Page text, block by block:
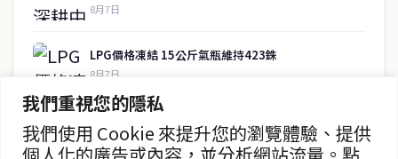
我們重視您的隱私
我們使用 Cookie 來提升您的瀏覽體驗、提供
個人化的廣告或內容，並分析網站流量。點
8月7日
LPG價格凍結 15公斤氣瓶維持423銖
8月7日
8月7日
快速連結
即時
政治
財經
綜合
工商